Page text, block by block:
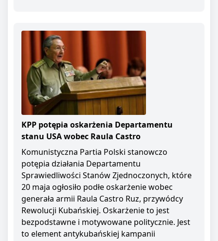
KPP potępia oskarżenia Departamentu
stanu USA wobec Raula Castro
Komunistyczna Partia Polski stanowczo
potępia działania Departamentu
Sprawiedliwości Stanów Zjednoczonych, które
20 maja ogłosiło podłe oskarżenie wobec
generała armii Raula Castro Ruz, przywódcy
Rewolucji Kubańskiej. Oskarżenie to jest
bezpodstawne i motywowane politycznie. Jest
to element antykubańskiej kampanii